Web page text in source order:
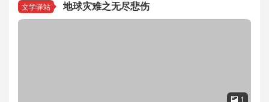
文学驿站 地球灾难之无尽悲伤
 1